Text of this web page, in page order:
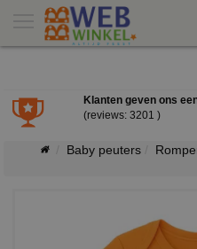
Klanten geven ons
(reviews: 3201 )
Baby peuters